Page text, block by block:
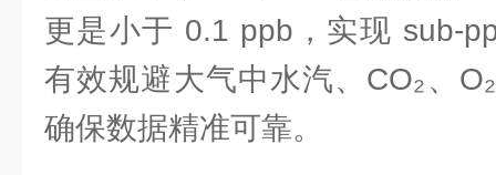
更是小于 0.1 ppb，实现 sub-
有效规避大气中水汽、CO₂、
确保数据精准可靠。